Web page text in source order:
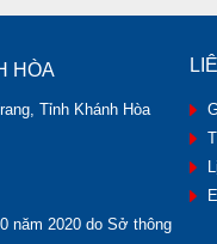
HÒA
Tỉnh Khánh Hòa
năm 2020 do Sở thông